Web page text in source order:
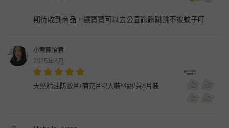
期待收到商品，讓寶寶可以去公園跑跑跳跳不被蚊子叮
小君陳怡君
2025年4月
天然精油防蚊片/補充片-2入裝*4組/共8片裝